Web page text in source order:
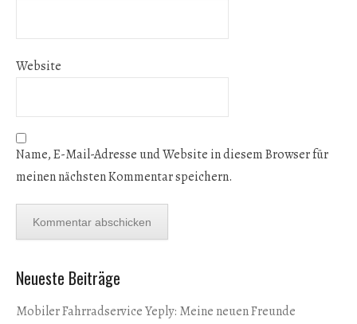
Website
Name, E-Mail-Adresse und Website in diesem Browser für
meinen nächsten Kommentar speichern.
Neueste Beiträge
Mobiler Fahrradservice Yeply: Meine neuen Freunde